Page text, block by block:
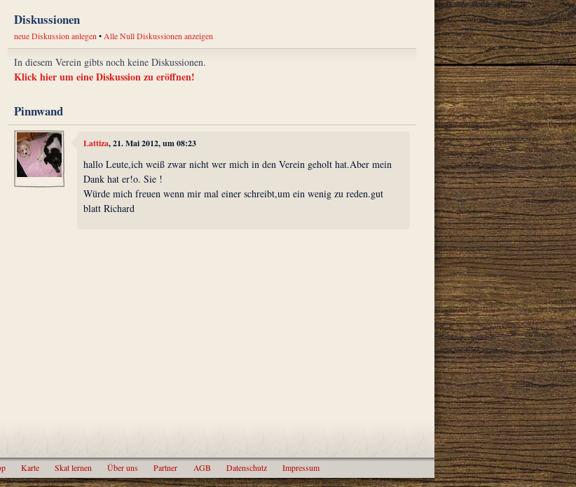
Diskussionen
neue Diskussion anlegen • Alle Null Diskussionen anzeigen
In diesem Verein gibts noch keine Diskussionen.
Klick hier um eine Diskussion zu eröffnen!
Pinnwand
Lattiza, 21. Mai 2012, um 08:23
hallo Leute,ich weiß zwar nicht wer mich in den Verein geholt hat.Aber mein
Dank hat er!o. Sie !
Würde mich freuen wenn mir mal einer schreibt,um ein wenig zu reden.gut
blatt Richard
Karte Skat lernen Über uns Partner AGB Datenschutz Impressum